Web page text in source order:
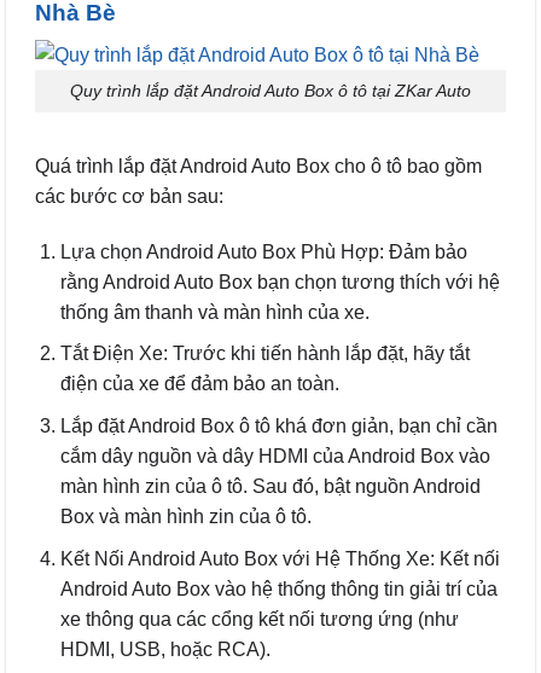
Nhà Bè
Quy trình lắp đặt Android Auto Box ô tô tại ZKar Auto
Quá trình lắp đặt Android Auto Box cho ô tô bao gồm
các bước cơ bản sau:
Lựa chọn Android Auto Box Phù Hợp: Đảm bảo
rằng Android Auto Box bạn chọn tương thích với hệ
thống âm thanh và màn hình của xe.
Tắt Điện Xe: Trước khi tiến hành lắp đặt, hãy tắt
điện của xe để đảm bảo an toàn.
Lắp đặt Android Box ô tô khá đơn giản, bạn chỉ cần
cắm dây nguồn và dây HDMI của Android Box vào
màn hình zin của ô tô. Sau đó, bật nguồn Android
Box và màn hình zin của ô tô.
Kết Nối Android Auto Box với Hệ Thống Xe: Kết nối
Android Auto Box vào hệ thống thông tin giải trí của
xe thông qua các cổng kết nối tương ứng (như
HDMI, USB, hoặc RCA).